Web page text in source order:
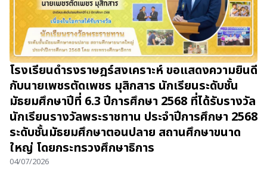
โรงเรียนดำรงราษฎร์สงเคราะห์ ขอแสดงความยินดี
กับนายเพชรตัดเพชร มุสิกสาร นักเรียนระดับชั้น
มัธยมศึกษาปีที่ 6.3 ปีการศึกษา 2568 ที่ได้รับรางวัล
นักเรียนรางวัลพระราชทาน ประจำปีการศึกษา 2568
ระดับชั้นมัธยมศึกษาตอนปลาย สถานศึกษาขนาด
ใหญ่ โดยกระทรวงศึกษาธิการ
04/07/2026